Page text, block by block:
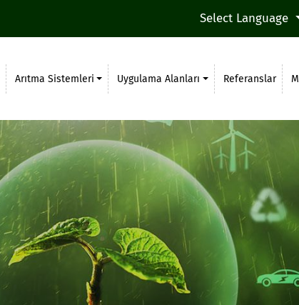
Select Language
Arıtma Sistemleri Uygulama Alanları Referanslar